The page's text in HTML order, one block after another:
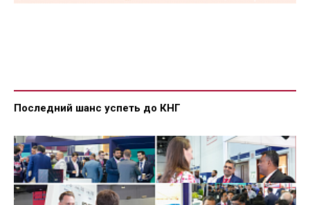
Последний шанс успеть до КНГ